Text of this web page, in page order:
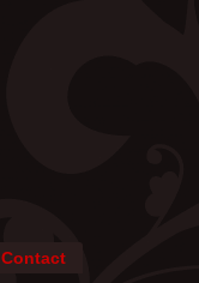
Contact